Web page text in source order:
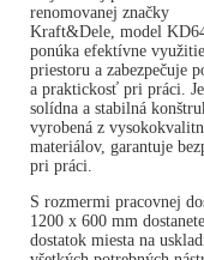
renomovanej značky
Kraft&Dele, model
ponúka efektívne využitie
priestoru a zabezpečuje
a praktickosť pri práci.
solídna a stabilná
vyrobená z
materiálov, garantuje
pri práci.
S rozmermi pracovnej
1200 x 600 mm dostanete
dostatok miesta na